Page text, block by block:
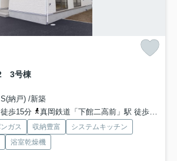
3号棟
納戸) /新築
歩15分
真岡鉄道「下館二高前」駅 徒歩38分
ガス 収納豊富
システムキッチン
浴室乾燥機